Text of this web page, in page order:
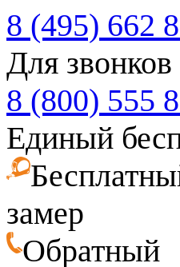
8 (495) 662
Для
8 (800) 555
Единый
замер
Обратный